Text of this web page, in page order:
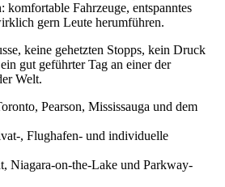
komfortable Fahrzeuge, entspanntes
gern Leute herumführen.
keine gehetzten Stopps, kein Druck
gut geführter Tag an einer der
Welt.
Pearson, Mississauga und dem
, Flughafen- und individuelle
Niagara-on-the-Lake und Parkway-